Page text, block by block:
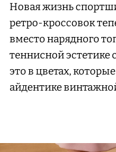
Новая жизнь
ретро-кроссовок
вместо нарядного
теннисной эстетике
это в цветах,
айдентике